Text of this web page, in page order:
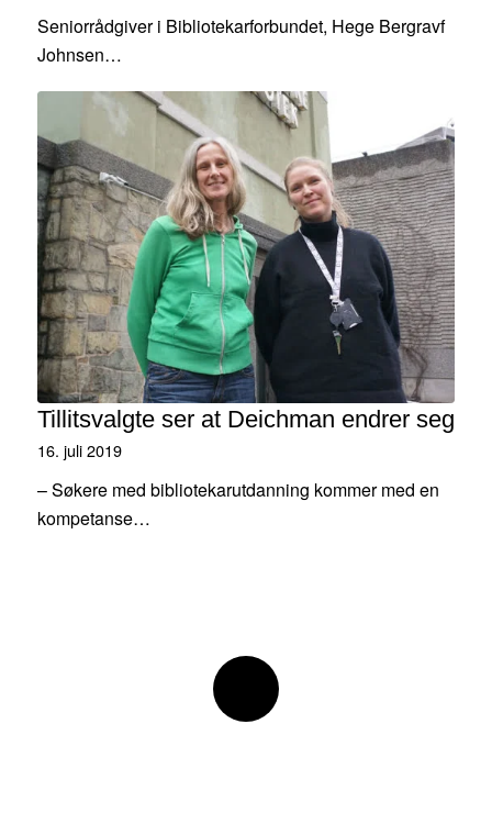
Seniorrådgiver i Bibliotekarforbundet, Hege Bergravf
Johnsen…
Tillitsvalgte ser at Deichman endrer seg
16. juli 2019
– Søkere med bibliotekarutdanning kommer med en
kompetanse…